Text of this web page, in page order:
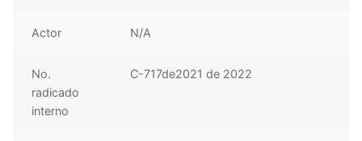
Actor N/A
No.
radicado
interno
C-717de2021 de 2022